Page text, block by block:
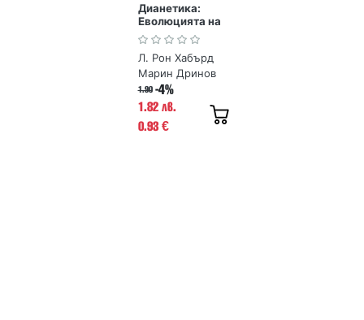
Дианетика:
Еволюцията на
една наука
Л. Рон Хабърд
Марин Дринов
1.90 -4%
1.82 лв.
0.93 €